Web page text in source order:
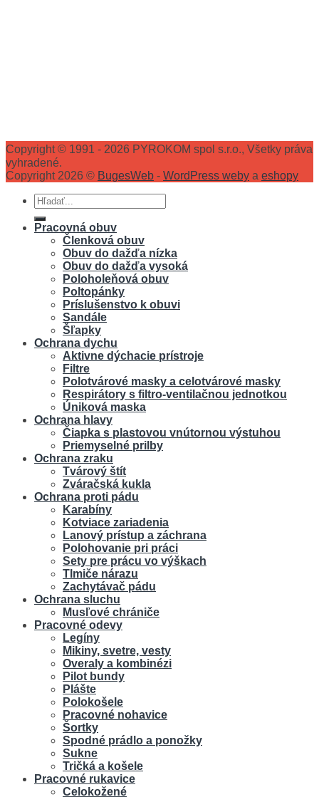
Copyright © 1991 - 2026 PYROKOM spol s.r.o., Všetky práva
vyhradené.
Copyright 2026 © BugesWeb - WordPress weby a eshopy
Hľadať:
Pracovná obuv
Členková obuv
Obuv do dažďa nízka
Obuv do dažďa vysoká
Poloholeňová obuv
Poltopánky
Príslušenstvo k obuvi
Sandále
Šľapky
Ochrana dychu
Aktivne dýchacie prístroje
Filtre
Polotvárové masky a celotvárové masky
Respirátory s filtro-ventilačnou jednotkou
Úniková maska
Ochrana hlavy
Čiapka s plastovou vnútornou výstuhou
Priemyselné prilby
Ochrana zraku
Tvárový štít
Zváračská kukla
Ochrana proti pádu
Karabíny
Kotviace zariadenia
Lanový prístup a záchrana
Polohovanie pri práci
Sety pre prácu vo výškach
Tlmiče nárazu
Zachytávač pádu
Ochrana sluchu
Musľové chrániče
Pracovné odevy
Legíny
Mikiny, svetre, vesty
Overaly a kombinézi
Pilot bundy
Plášte
Polokošele
Pracovné nohavice
Šortky
Spodné prádlo a ponožky
Sukne
Tričká a košele
Pracovné rukavice
Celokožené